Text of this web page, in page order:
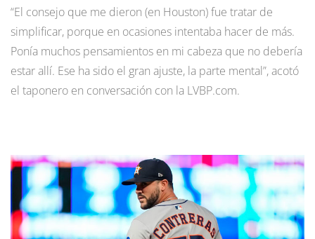
“El consejo que me dieron (en Houston) fue tratar de
simplificar, porque en ocasiones intentaba hacer de más.
Ponía muchos pensamientos en mi cabeza que no debería
estar allí. Ese ha sido el gran ajuste, la parte mental”, acotó
el taponero en conversación con la LVBP.com.